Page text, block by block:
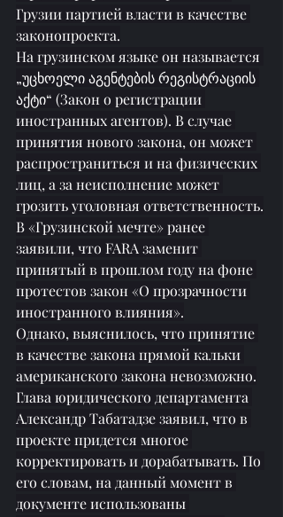
Грузии партией власти в качестве
законопроекта.
На грузинском языке он называется
„უცხოელი აგენტების რეგისტრაციის
აქტი“ (Закон о регистрации
иностранных агентов). В случае
принятия нового закона, он может
распространиться и на физических
лиц, а за неисполнение может
грозить уголовная ответственность.
В «Грузинской мечте» ранее
заявили, что FARA заменит
принятый в прошлом году на фоне
протестов закон «О прозрачности
иностранного влияния».
Однако, выяснилось, что принятие
в качестве закона прямой кальки
американского закона невозможно.
Глава юридического департамента
Александр Табатадзе заявил, что в
проекте придется многое
корректировать и дорабатывать. По
его словам, на данный момент в
документе использованы